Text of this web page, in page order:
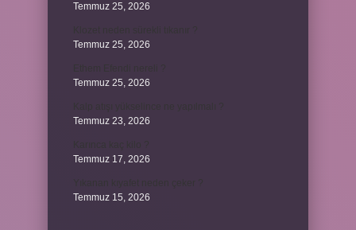
Temmuz 25, 2026
Temmuz 25, 2026
Temmuz 25, 2026
Temmuz 23, 2026
Temmuz 17, 2026
Temmuz 15, 2026